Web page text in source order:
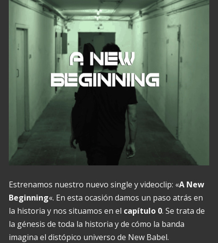
Estrenamos nuestro nuevo single y videoclip: «A New
Beginning«. En esta ocasión damos un paso atrás en
la historia y nos situamos en el capítulo 0. Se trata de
la génesis de toda la historia y de cómo la banda
imagina el distópico universo de New Babel.